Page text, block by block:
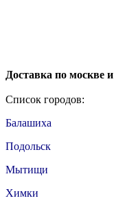
Доставка по москве
Список городов:
Балашиха
Подольск
Мытищи
Химки